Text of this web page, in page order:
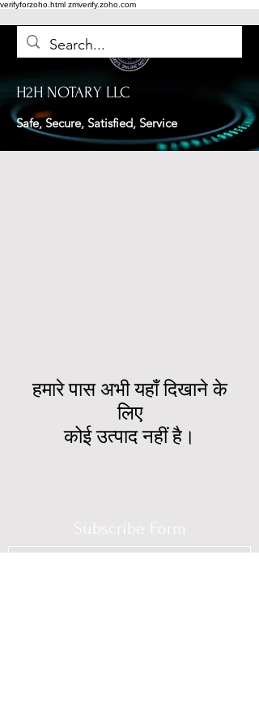
verifyforzoho.html zmverify.zoho.com
H2H NOTARY LLC
Safe, Secure, Satisfied, Service
हमारे पास अभी यहाँ दिखाने के
लिए
कोई उत्पाद नहीं है।
Subscribe Form